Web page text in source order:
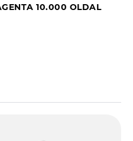
10.000 OLDAL